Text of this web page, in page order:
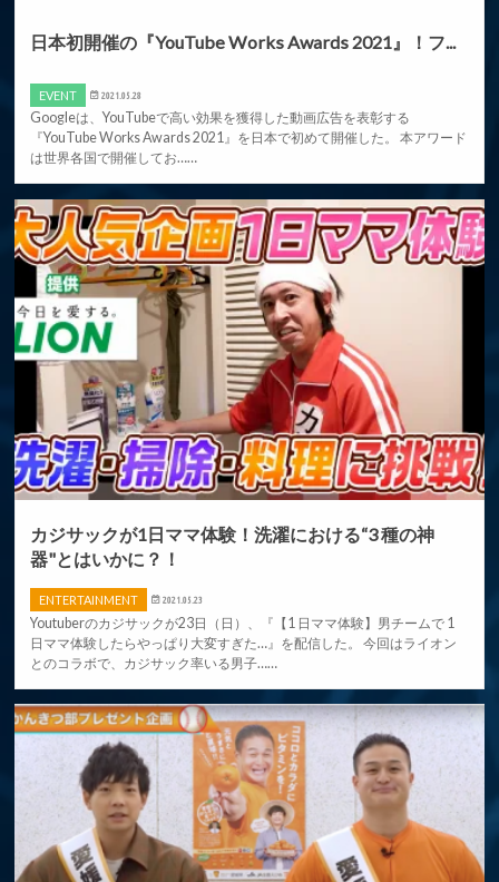
日本初開催の『YouTube Works Awards 2021』！フ...
EVENT 2021.05.28
Googleは、YouTubeで高い効果を獲得した動画広告を表彰する
『YouTube Works Awards 2021』を日本で初めて開催した。 本アワード
は世界各国で開催してお……
カジサックが1日ママ体験！洗濯における“3 種の神
器"とはいかに？！
ENTERTAINMENT 2021.05.23
Youtuberのカジサックが23日（日）、『【1 日ママ体験】男チームで 1
日ママ体験したらやっぱり大変すぎた…』を配信した。 今回はライオン
とのコラボで、カジサック率いる男子……